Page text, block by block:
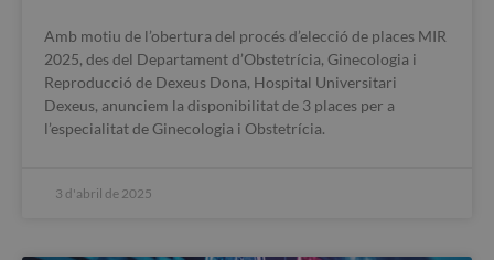
Amb motiu de l’obertura del procés d’elecció de places MIR
2025, des del Departament d’Obstetrícia, Ginecologia i
Reproducció de Dexeus Dona, Hospital Universitari
Dexeus, anunciem la disponibilitat de 3 places per a
l’especialitat de Ginecologia i Obstetrícia.
3 d'abril de 2025